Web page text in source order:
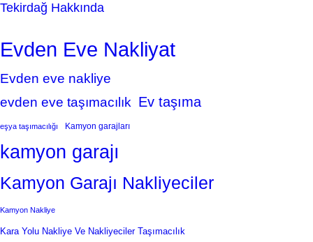
Tekirdağ Hakkında
Evden Eve Nakliyat
Evden eve nakliye
evden eve taşımacılık Ev taşıma
eşya taşımacılığı Kamyon garajları
kamyon garajı
Kamyon Garajı Nakliyeciler
Kamyon Nakliye
Kara Yolu Nakliye Ve Nakliyeciler Taşımacılık